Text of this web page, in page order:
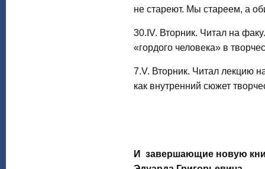
не стареют. Мы стареем, а
30.IV. Вторник. Читал на
«гордого человека» в
7.V. Вторник. Читал лекцию
как внутренний сюжет
И завершающие новую